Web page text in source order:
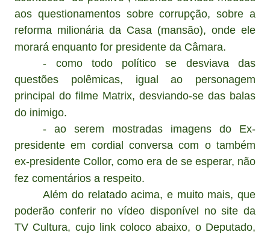
aos questionamentos sobre corrupção, sobre a
reforma milionária da Casa (mansão), onde ele
morará enquanto for presidente da Câmara.
- como todo político se desviava das
questões polêmicas, igual ao personagem
principal do filme Matrix, desviando-se das balas
do inimigo.
- ao serem mostradas imagens do Ex-
presidente em cordial conversa com o também
ex-presidente Collor, como era de se esperar, não
fez comentários a respeito.
Além do relatado acima, e muito mais, que
poderão conferir no vídeo disponível no site da
TV Cultura, cujo link coloco abaixo, o Deputado,